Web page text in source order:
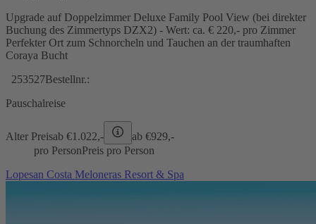
Upgrade auf Doppelzimmer Deluxe Family Pool View (bei direkter
Buchung des Zimmertyps DZX2) - Wert: ca. € 220,- pro Zimmer
Perfekter Ort zum Schnorcheln und Tauchen an der traumhaften
Coraya Bucht
253527Bestellnr.:
Pauschalreise
Alter Preisab €1.022,- ab €929,-
pro PersonPreis pro Person
Lopesan Costa Meloneras Resort & Spa